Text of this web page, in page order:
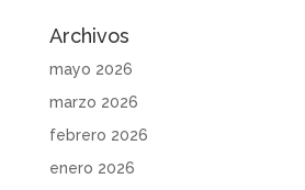
Archivos
mayo 2026
marzo 2026
febrero 2026
enero 2026